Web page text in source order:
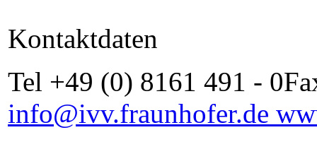
Kontaktdaten
Tel +49 (0) 8161 491 -
info@ivv.fraunhofer.de